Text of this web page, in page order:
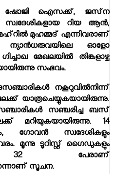
ഷോജി ഐസക്ക്, ജസ്‌ന
സ്വദേശികളായ റിയ ആന്‍,
മുഹമ്മദ് എന്നിവരാണ്
ന്യാന്‍ധരുവയിലെ ഓളോ
മേഖലയില്‍ തിങ്കളാഴ്ച
സംഭവം.
നകൂറുവില്‍നിന്ന്
യാത്രചെയ്യുകയായിരുന്നു.
സഞ്ചരിച്ച ബസ്
മറിയുകയായിരുന്നു. 14
ഗോവന്‍ സ്വദേശികളും
മൂന്നു ടൂറിസ്റ്റ് ഗൈഡുകളും
32 പേരാണ്
സൂചന.